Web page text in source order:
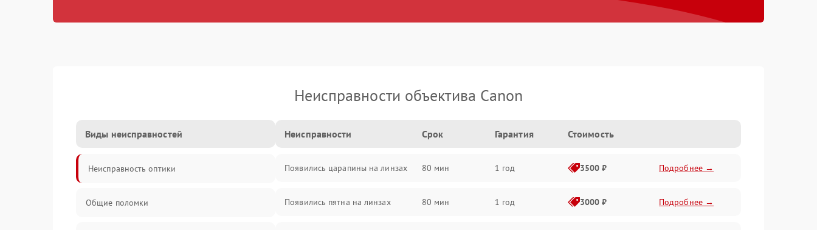
Неисправности объектива Canon
Виды неисправностей
Неисправность оптики
Общие поломки
Неисправности Срок Гарантия Стоимость
Появились царапины на линзах 80 мин 1 год 3500 ₽ Подробнее →
Появились пятна на линзах 80 мин 1 год 3000 ₽ Подробнее →